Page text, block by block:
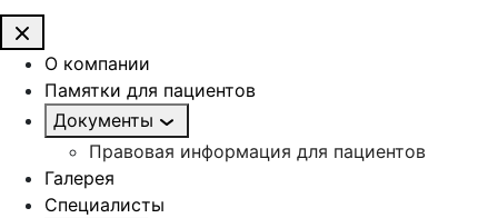
О компании
Памятки для пациентов
Документы
Правовая информация для пациентов
Галерея
Специалисты